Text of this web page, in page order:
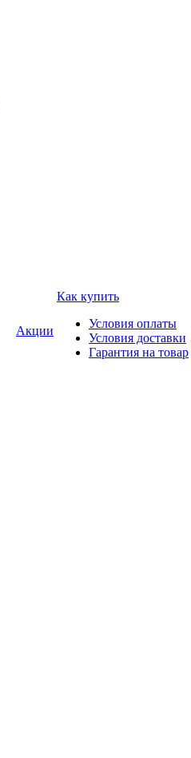
Акции
Как купить
Условия оплаты
Условия доставки
Гарантия на товар